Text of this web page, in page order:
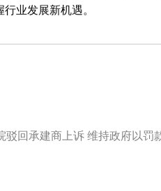
业发展新机遇。
驳回承建商上诉 维持政府以罚